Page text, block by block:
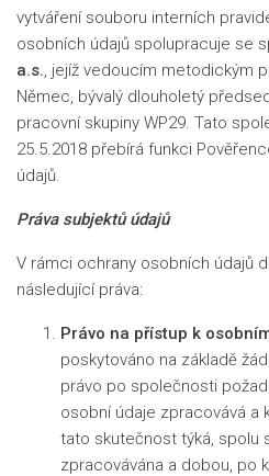
vytváření souboru interních
osobních údajů spolupracuje se
a.s., jejíž vedoucím metodickým
Němec, bývalý dlouholetý
pracovní skupiny WP29. Tato
25.5.2018 přebírá funkci
údajů.
Práva subjektů údajů
V rámci ochrany osobních údajů
následující práva:
Právo na přístup k
poskytováno na základě
právo po společnosti
osobní údaje zpracovává a
tato skutečnost týká, spolu
zpracovávána a dobou, po